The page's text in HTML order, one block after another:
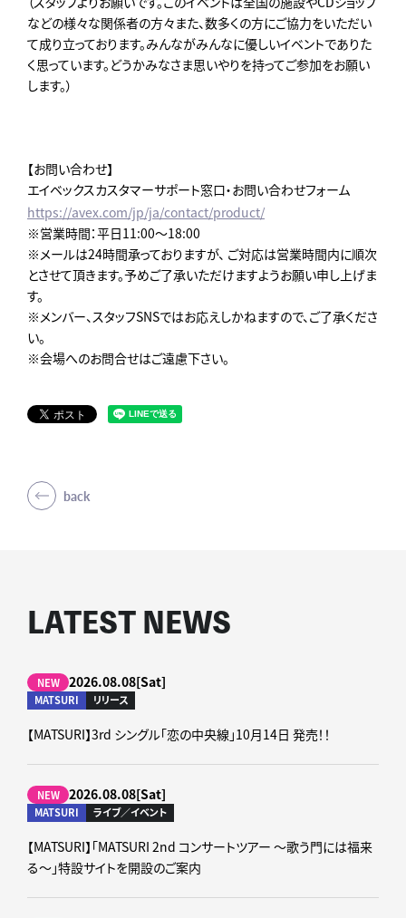
などの様々な関係者の方々また、数多くの方にご協力をいただい
て成り立っております。みんながみんなに優しいイベントでありた
く思っています。どうかみなさま思いやりを持ってご参加をお願い
します。）
【お問い合わせ】
エイベックスカスタマーサポート窓口・お問い合わせフォーム
https://avex.com/jp/ja/contact/product/
※営業時間：平日11:00～18:00
※メールは24時間承っておりますが、 ご対応は営業時間内に順次
とさせて頂きます。予めご了承いただけますようお願い申し上げま
す。
※メンバー、スタッフSNSではお応えしかねますので、ご了承くださ
い。
※会場へのお問合せはご遠慮下さい。
back
LATEST NEWS
NEW 2026.08.08[Sat]
MATSURI リリース
【MATSURI】3rd シングル「恋の中央線」10月14日 発売！！
NEW 2026.08.08[Sat]
MATSURI ライブ／イベント
【MATSURI】「MATSURI 2nd コンサートツアー ～歌う門には福来
る～」特設サイトを開設のご案内